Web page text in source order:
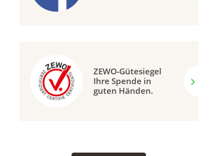
ZEWO-Gütesiegel
Ihre Spende in
guten Händen.